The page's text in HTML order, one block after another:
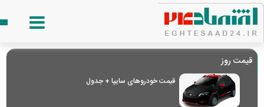
قیمت روز
قیمت خودرو‌های سایپا + جدول